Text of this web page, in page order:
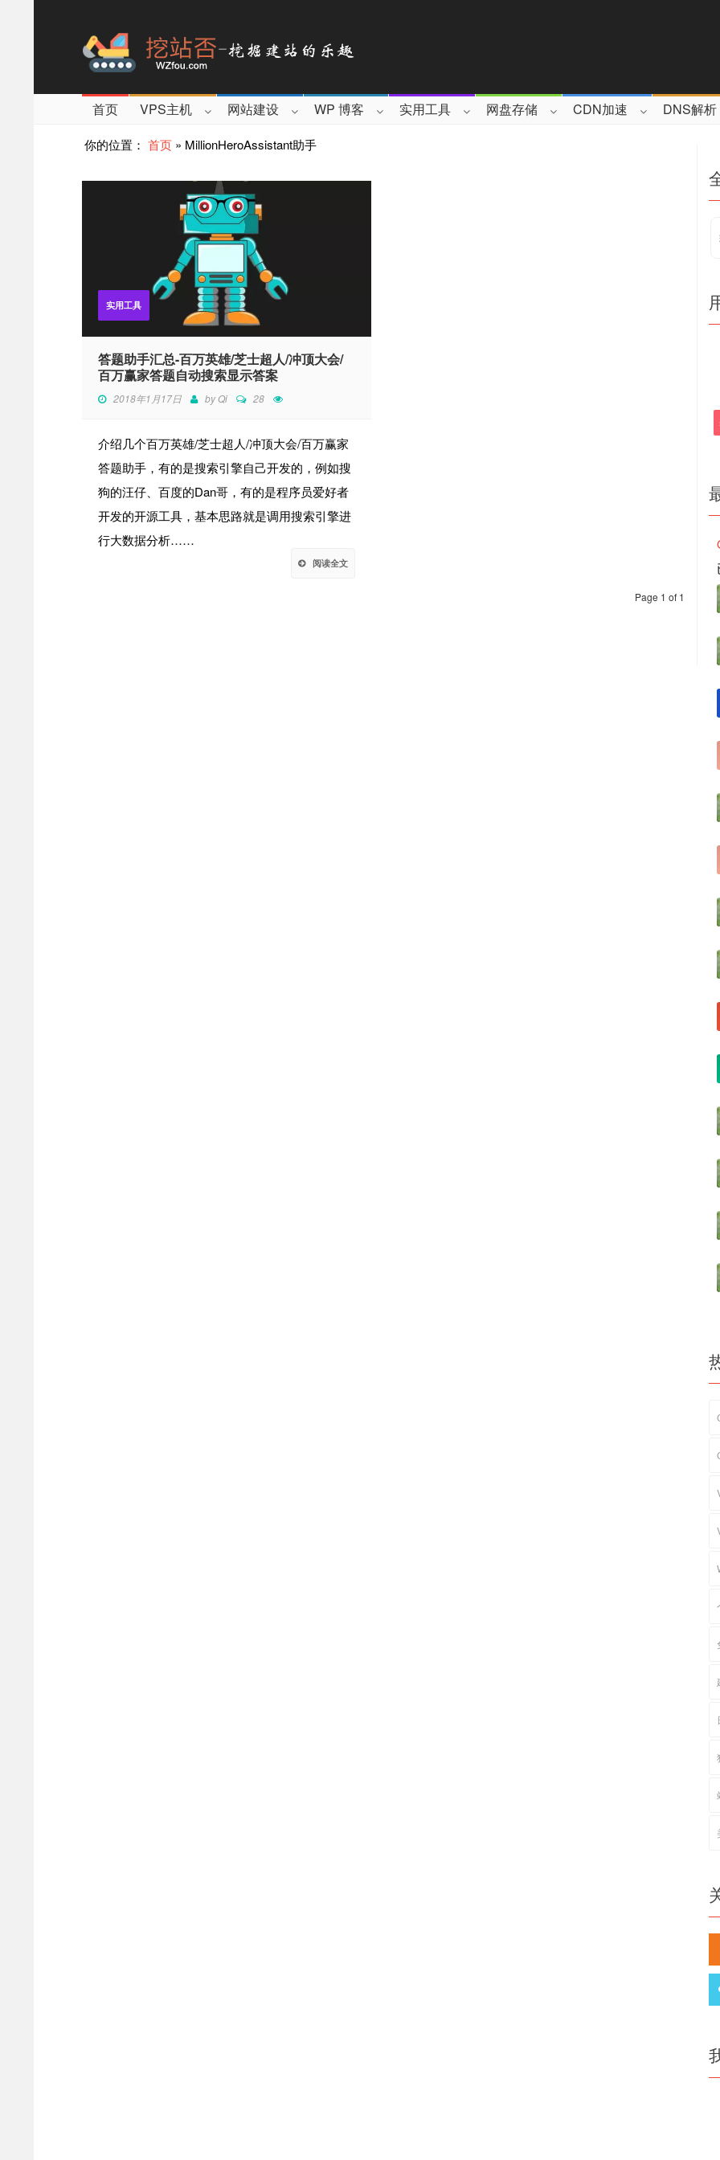
首页 VPS主机 网站建设 WP 博客 实用工具 网盘存储 CDN加速 DNS解析
你的位置： 首页 » MillionHeroAssistant助手
实用工具
答题助手汇总-百万英雄/芝士超人/冲顶大会/
百万赢家答题自动搜索显示答案
2018年1月17日 byQi 28
介绍几个百万英雄/芝士超人/冲顶大会/百万赢家
答题助手，有的是搜索引擎自己开发的，例如搜
狗的汪仔、百度的Dan哥，有的是程序员爱好者
开发的开源工具，基本思路就是调用搜索引擎进
行大数据分析……
阅读全文
Page 1 of 1